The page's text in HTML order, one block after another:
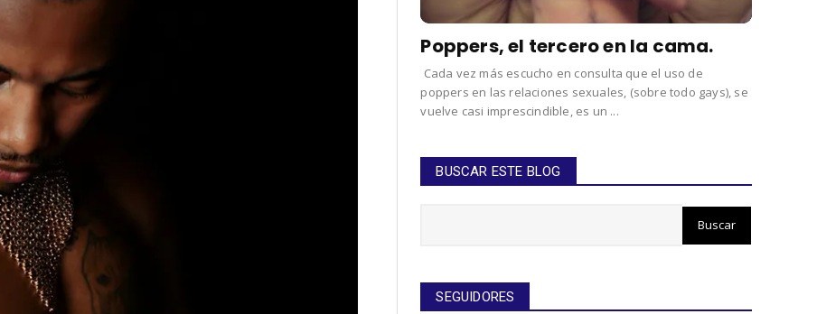
Poppers, el tercero en la cama.
Cada vez más escucho en consulta que el uso de
poppers en las relaciones sexuales, (sobre todo gays), se
vuelve casi imprescindible, es un ...
BUSCAR ESTE BLOG
SEGUIDORES